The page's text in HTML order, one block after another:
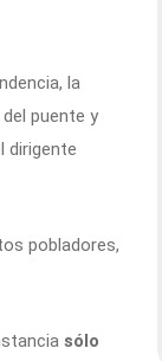
la
puente y
dirigente
pobladores,
sólo